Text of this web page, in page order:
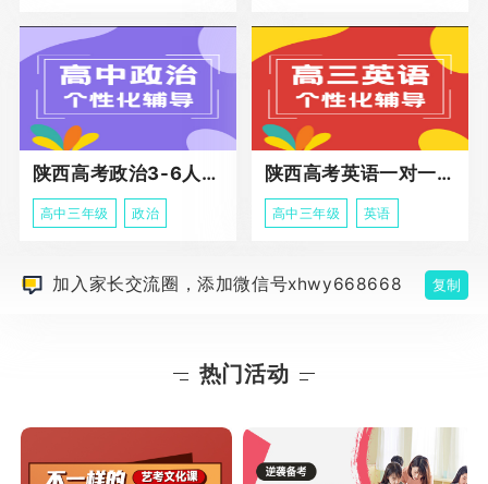
陕西高考政治3-6人班课程
高中三年级 政治
陕西高考英语一对一冲刺课程
高中三年级 英语
加入家长交流圈，添加微信号xhwy668668 复制
热门活动